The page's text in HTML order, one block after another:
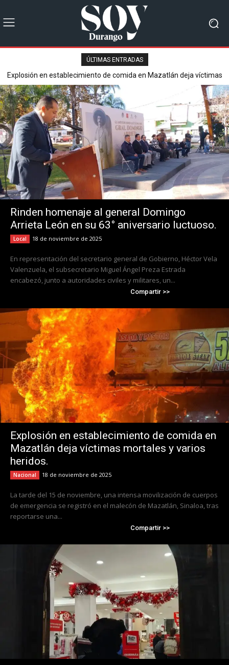
ÚLTIMAS ENTRADAS
en establecimiento de comida en Mazatlán deja víctimas
mortales y varios heridos.
Secretaría de Seguridad Pública reporta saldo blanco en operativo
del Buen Fin 2025.
Rinden homenaje al general Domingo
Arrieta León en su 63° aniversario luctuoso.
Local 18 de noviembre de 2025
En representación del secretario general de Gobierno, Héctor Vela
Valenzuela, el subsecretario Miguel Ángel Preza Estrada
encabezó, junto a autoridades civiles y militares, un...
Compartir >>
Explosión en establecimiento de comida en
Mazatlán deja víctimas mortales y varios
heridos.
Nacional 18 de noviembre de 2025
La tarde del 15 de noviembre, una intensa movilización de cuerpos
de emergencia se registró en el malecón de Mazatlán, Sinaloa, tras
reportarse una...
Compartir >>